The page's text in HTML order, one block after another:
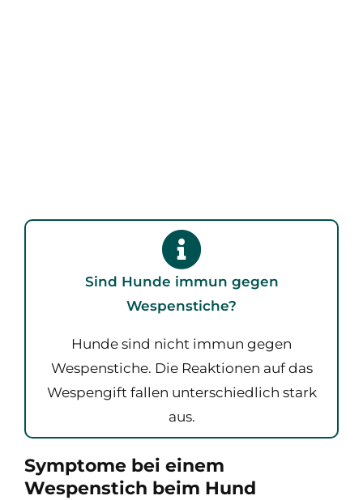
Sind Hunde immun gegen
Wespenstiche?
Hunde sind nicht immun gegen
Wespenstiche. Die Reaktionen auf das
Wespengift fallen unterschiedlich stark
aus.
Symptome bei einem
Wespenstich beim Hund